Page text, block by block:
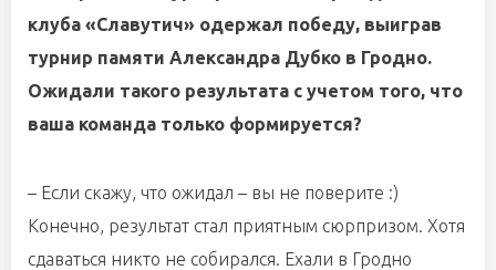
клуба «Славутич» одержал победу, выиграв
турнир памяти Александра Дубко в Гродно.
Ожидали такого результата с учетом того, что
ваша команда только формируется?
– Если скажу, что ожидал – вы не поверите :)
Конечно, результат стал приятным сюрпризом. Хотя
сдаваться никто не собирался. Ехали в Гродно